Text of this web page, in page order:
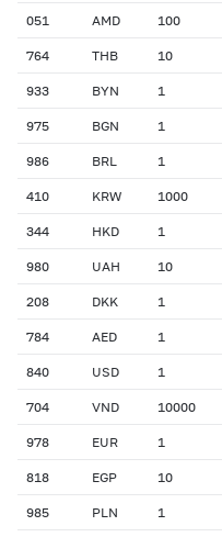
051 AMD 100
764 THB 10
933 BYN 1
975 BGN 1
986 BRL 1
410 KRW 1000
344 HKD 1
980 UAH 10
208 DKK 1
784 AED 1
840 USD 1
704 VND 10000
978 EUR 1
818 EGP 10
985 PLN 1